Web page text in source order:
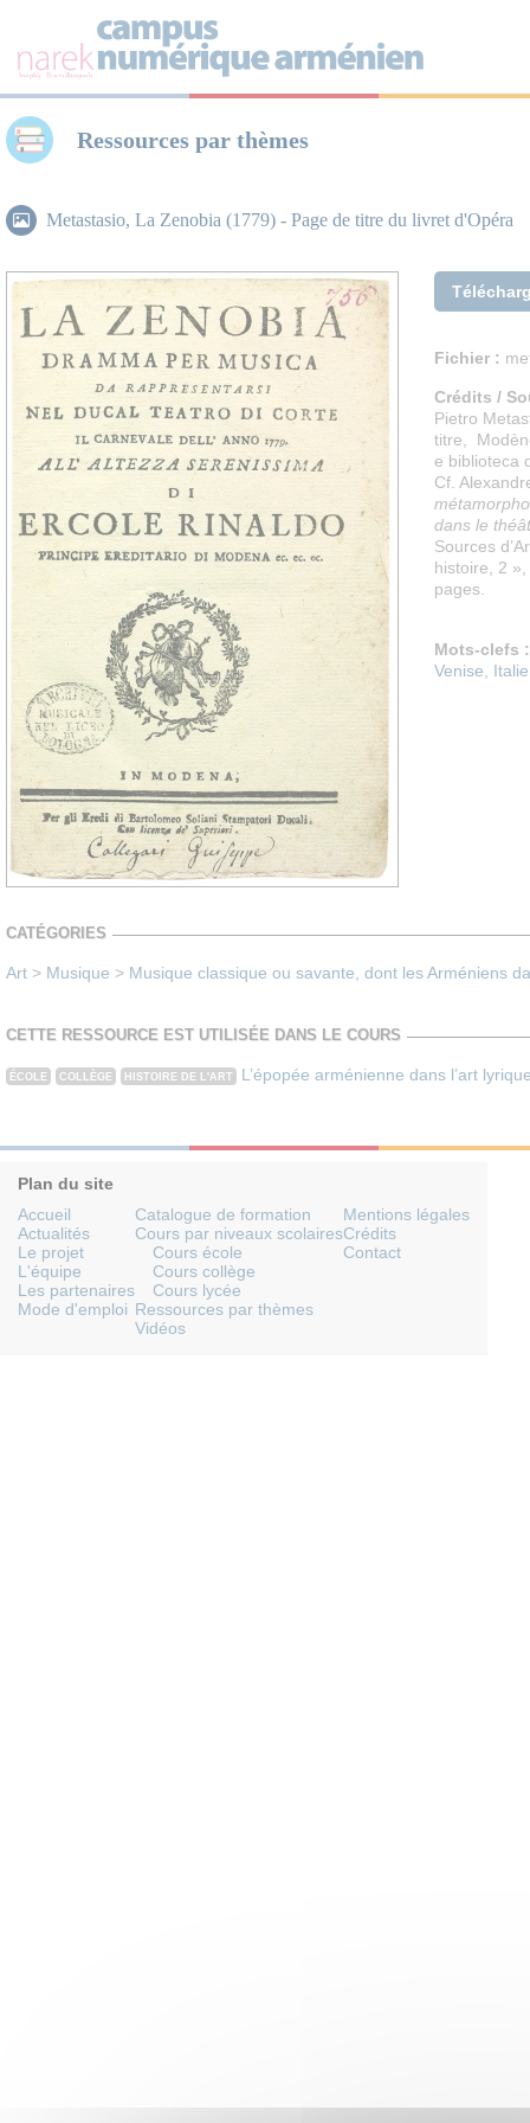
Ressources par thèmes
Metastasio, La Zenobia (1779) - Page de titre du livret d'Opéra
Fichier :
Crédits /
Pietro
titre,
e biblioteca
Cf.
dans le
Sources
histoire, 2
pages.
Mots-clefs :
Venise
Italie
CATÉGORIES
Art > Musique > Musique classique ou savante, dont les Arméniens
CETTE RESSOURCE EST UTILISÉE DANS LE COURS
ÉCOLE COLLÈGE HISTOIRE DE L'ART L’épopée arménienne dans l’art
Plan du site
Accueil
Actualités
Le projet
L'équipe
Les partenaires
Mode d'emploi
Catalogue de formation
Cours par niveaux scolaires
Cours école
Cours collège
Cours lycée
Ressources par thèmes
Vidéos
Mentions légales
Crédits
Contact